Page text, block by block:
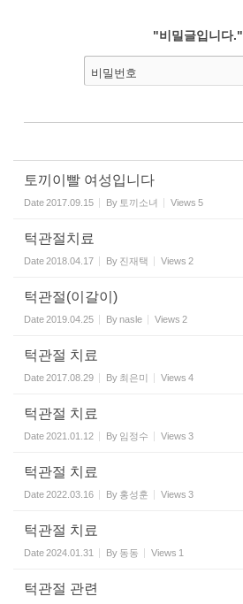
"비밀글입니다."
비밀번호
토끼이빨 여성입니다
Date2017.09.15 By 토끼소녀 Views 5
턱관절치료
Date2018.04.17 By 진재택 Views 2
턱관절(이갈이)
Date2019.04.25 Bynasle Views 2
턱관절 치료
Date2017.08.29 By 최은미 Views 4
턱관절 치료
Date2021.01.12 By 임정수 Views 3
턱관절 치료
Date2022.03.16 By 홍성훈 Views 3
턱관절 치료
Date2024.01.31 By 동동 Views 1
턱관절 관련